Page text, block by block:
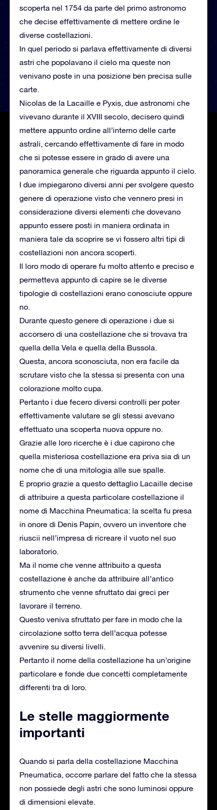
scoperta nel 1754 da parte del primo astronomo
che decise effettivamente di mettere ordine le
diverse costellazioni.
In quel periodo si parlava effettivamente di diversi
astri che popolavano il cielo ma queste non
venivano poste in una posizione ben precisa sulle
carte.
Nicolas de la Lacaille e Pyxis, due astronomi che
vivevano durante il XVIII secolo, decisero quindi
mettere appunto ordine all’interno delle carte
astrali, cercando effettivamente di fare in modo
che si potesse essere in grado di avere una
panoramica generale che riguarda appunto il cielo.
I due impiegarono diversi anni per svolgere questo
genere di operazione visto che vennero presi in
considerazione diversi elementi che dovevano
appunto essere posti in maniera ordinata in
maniera tale da scoprire se vi fossero altri tipi di
costellazioni non ancora scoperti.
Il loro modo di operare fu molto attento e preciso e
permetteva appunto di capire se le diverse
tipologie di costellazioni erano conosciute oppure
no.
Durante questo genere di operazione i due si
accorsero di una costellazione che si trovava tra
quella della Vela e quella della Bussola.
Questa, ancora sconosciuta, non era facile da
scrutare visto che la stessa si presenta con una
colorazione molto cupa.
Pertanto i due fecero diversi controlli per poter
effettivamente valutare se gli stessi avevano
effettuato una scoperta nuova oppure no.
Grazie alle loro ricerche è i due capirono che
quella misteriosa costellazione era priva sia di un
nome che di una mitologia alle sue spalle.
E proprio grazie a questo dettaglio Lacaille decise
di attribuire a questa particolare costellazione il
nome di Macchina Pneumatica: la scelta fu presa
in onore di Denis Papin, ovvero un inventore che
riuscii nell’impresa di ricreare il vuoto nel suo
laboratorio.
Ma il nome che venne attribuito a questa
costellazione è anche da attribuire all’antico
strumento che venne sfruttato dai greci per
lavorare il terreno.
Questo veniva sfruttato per fare in modo che la
circolazione sotto terra dell’acqua potesse
avvenire su diversi livelli.
Pertanto il nome della costellazione ha un’origine
particolare e fonde due concetti completamente
differenti tra di loro.
Le stelle maggiormente
importanti
Quando si parla della costellazione Macchina
Pneumatica, occorre parlare del fatto che la stessa
non possiede degli astri che sono luminosi oppure
di dimensioni elevate.